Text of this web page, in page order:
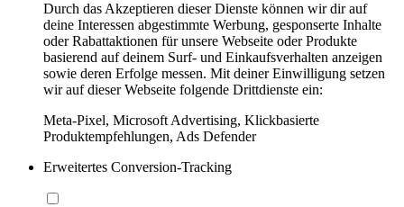
Durch das Akzeptieren dieser Dienste können wir dir auf
deine Interessen abgestimmte Werbung, gesponserte Inhalte
oder Rabattaktionen für unsere Webseite oder Produkte
basierend auf deinem Surf- und Einkaufsverhalten anzeigen
sowie deren Erfolge messen. Mit deiner Einwilligung setzen
wir auf dieser Webseite folgende Drittdienste ein:
Meta-Pixel, Microsoft Advertising, Klickbasierte
Produktempfehlungen, Ads Defender
Erweitertes Conversion-Tracking